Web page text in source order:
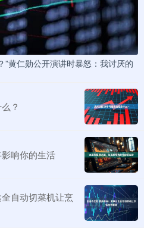
”黄仁勋公开演讲时暴怒：我讨厌的
？
响你的生活
自动切菜机让烹